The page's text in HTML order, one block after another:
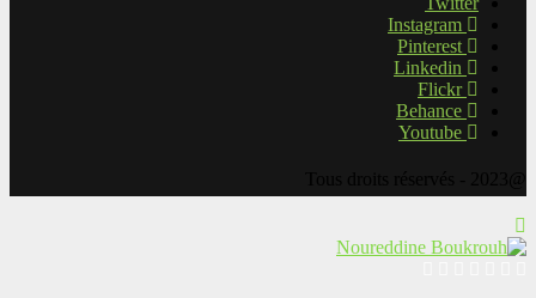
Instagram
Pinterest
Linkedin
Flickr
Behance
Youtube